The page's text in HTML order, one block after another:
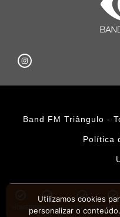
Band FM Triângulo -
Política
PROMOÇÕESAPLICATIVOS
Utilizamos cookies
personalizar o